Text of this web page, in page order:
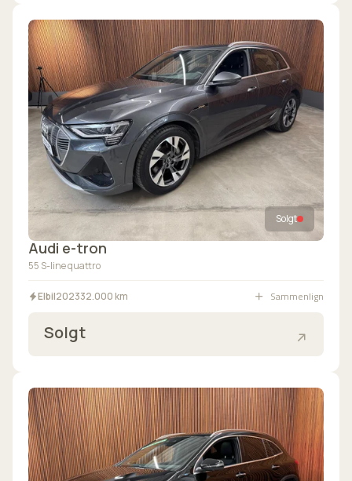
Solgt
Audi e-tron
55 S-line quattro
Elbil202332.000 km Sammenlign
Solgt